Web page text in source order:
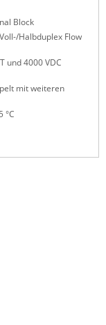
Block
Halbduplex Flow
und 4000 VDC
mit weiteren
°C